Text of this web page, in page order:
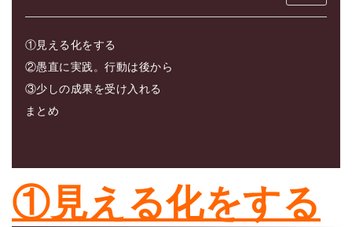
①見える化をする
②愚直に実践。行動は後から
③少しの成果を受け入れる
まとめ
①見える化をする